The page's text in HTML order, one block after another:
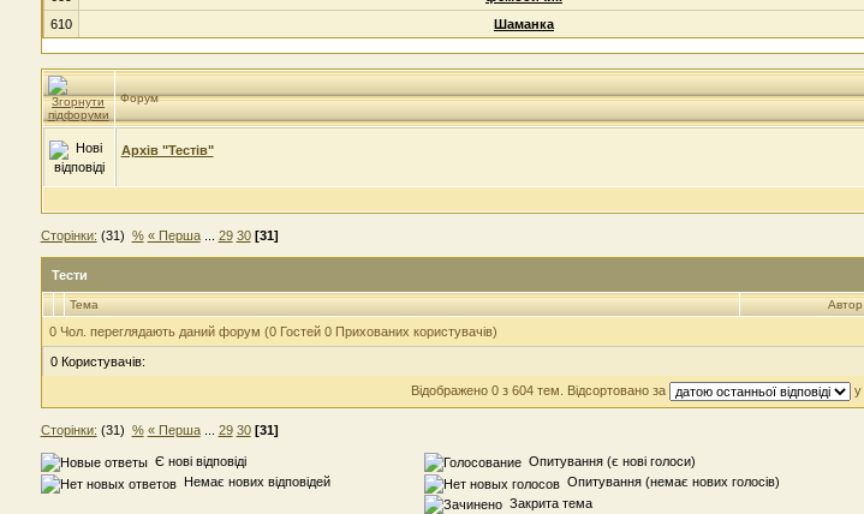
610
Шаманка
Форум
Архів "Тестів"
Сторінки: (31) % « Перша... 29 30 [31]
Тести
Тема Автор
0 Чол. переглядають даний форум (0 Гостей 0 Прихованих користувачів)
0 Користувачів:
Відображено 0 з 604 тем. Відсортовано за
у
Сторінки: (31) % « Перша... 29 30 [31]
Є нові відповіді
Немає нових відповідей
Опитування (є нові голоси)
Опитування (немає нових голосів)
Закрита тема